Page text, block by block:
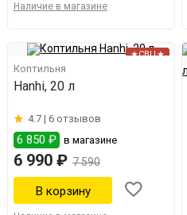
Наличие в магазине
★СВЦ★
Коптильня
Hanhi, 20 л
4.7 | 6 отзывов
6 850 ₽ в магазине
6 990 ₽ 7 590